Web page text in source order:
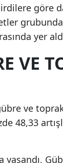
göre
yer
VE
ve
48,33
yaşandı.